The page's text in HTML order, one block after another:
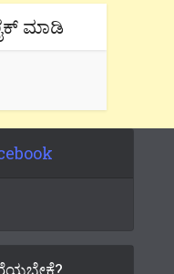
ಮಾಡಿ